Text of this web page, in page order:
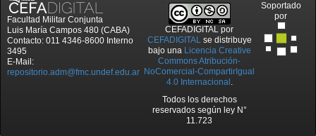
Facultad Militar Conjunta
Luis María Campos 480 (CABA)
Contacto: 011 4346-8600 Interno
3495
E-Mail:
repositorio.adm@fmc.undef.edu.ar
CEFADIGITAL por
CEFADIGITALse distribuye
bajo una Licencia Creative
Commons Atribución-
NoComercial-CompartirIgual
4.0 Internacional .
Todos los derechos
reservados según ley N°
11.723
Soportado
por